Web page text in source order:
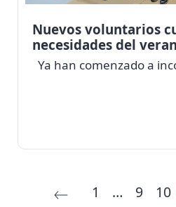
Nuevos voluntarios
necesidades del
Ya han comenzado a
1 … 9 10